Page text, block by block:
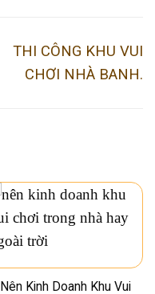
THI CÔNG KHU VUI
CHƠI NHÀ BANH.
Nên Kinh Doanh Khu Vui